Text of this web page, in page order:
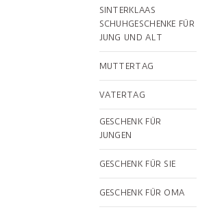
SINTERKLAAS
SCHUHGESCHENKE FÜR
JUNG UND ALT
MUTTERTAG
VATERTAG
GESCHENK FÜR
JUNGEN
GESCHENK FÜR SIE
GESCHENK FÜR OMA